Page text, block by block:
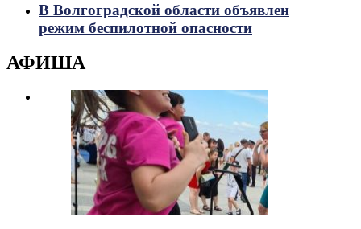
В Волгоградской области объявлен
режим беспилотной опасности
АФИША